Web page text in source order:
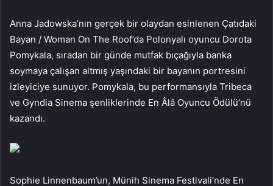
Anna Jadowska’nın gerçek bir olaydan esinlenen Çatıdaki
Bayan / Woman On The Roof’da Polonyalı oyuncu Dorota
Pomykala, sıradan bir günde mutfak bıçağıyla banka
soymaya çalışan altmış yaşındaki bir bayanın portresini
izleyiciye sunuyor. Pomykala, bu performansıyla Tribeca
ve Gyndia Sinema şenliklerinde En Âlâ Oyuncu Ödülü’nü
kazandı.
Sophie Linnenbaum’un, Münih Sinema Festivali’nde En